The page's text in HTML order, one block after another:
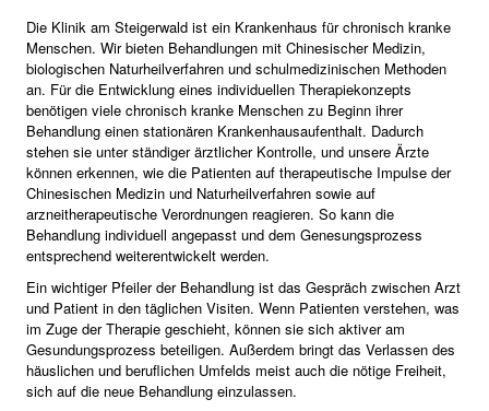
Die Klinik am Steigerwald ist ein Krankenhaus für chronisch kranke
Menschen. Wir bieten Behandlungen mit Chinesischer Medizin,
biologischen Naturheilverfahren und schulmedizinischen Methoden
an. Für die Entwicklung eines individuellen Therapiekonzepts
benötigen viele chronisch kranke Menschen zu Beginn ihrer
Behandlung einen stationären Krankenhausaufenthalt. Dadurch
stehen sie unter ständiger ärztlicher Kontrolle, und unsere Ärzte
können erkennen, wie die Patienten auf therapeutische Impulse der
Chinesischen Medizin und Naturheilverfahren sowie auf
arzneitherapeutische Verordnungen reagieren. So kann die
Behandlung individuell angepasst und dem Genesungsprozess
entsprechend weiterentwickelt werden.
Ein wichtiger Pfeiler der Behandlung ist das Gespräch zwischen Arzt
und Patient in den täglichen Visiten. Wenn Patienten verstehen, was
im Zuge der Therapie geschieht, können sie sich aktiver am
Gesundungsprozess beteiligen. Außerdem bringt das Verlassen des
häuslichen und beruflichen Umfelds meist auch die nötige Freiheit,
sich auf die neue Behandlung einzulassen.